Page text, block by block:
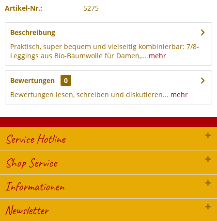
Artikel-Nr.: 5275
Beschreibung
Praktisch, super bequem und vielseitig kombinierbar: 7/8-
Leggings aus Bio-Baumwolle für Damen,... mehr
Bewertungen
0
Bewertungen lesen, schreiben und diskutieren... mehr
Service Hotline
Shop Service
Informationen
Newsletter